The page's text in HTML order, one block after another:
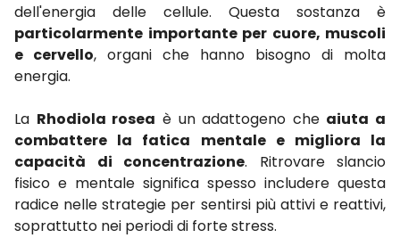
dell'energia delle cellule. Questa sostanza è
particolarmente importante per cuore, muscoli
e cervello, organi che hanno bisogno di molta
energia.
La Rhodiola rosea è un adattogeno che aiuta a
combattere la fatica mentale e migliora la
capacità di concentrazione. Ritrovare slancio
fisico e mentale significa spesso includere questa
radice nelle strategie per sentirsi più attivi e reattivi,
soprattutto nei periodi di forte stress.